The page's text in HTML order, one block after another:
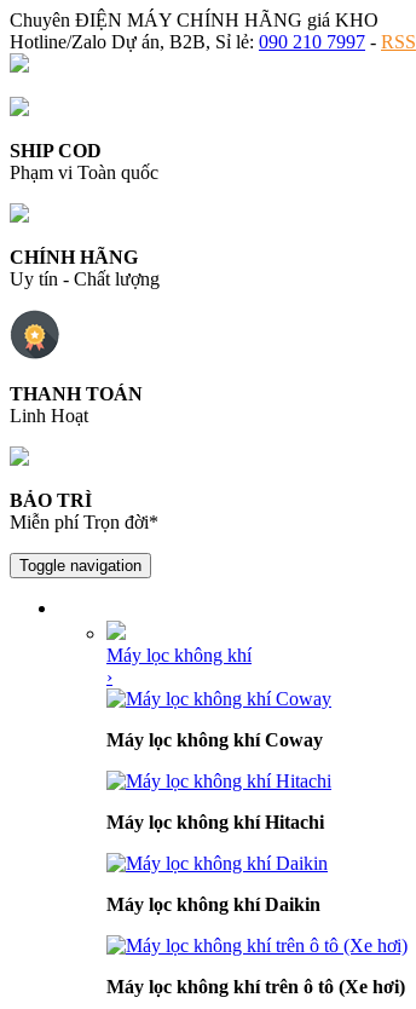
Chuyên ĐIỆN MÁY CHÍNH HÃNG giá KHO
Hotline/Zalo Dự án, B2B, Sỉ lẻ: 090 210 7997 - RSS
SHIP COD
Phạm vi Toàn quốc
CHÍNH HÃNG
Uy tín - Chất lượng
THANH TOÁN
Linh Hoạt
BẢO TRÌ
Miễn phí Trọn đời*
Toggle navigation
Máy lọc không khí
›
Máy lọc không khí Coway
Máy lọc không khí Hitachi
Máy lọc không khí Daikin
Máy lọc không khí trên ô tô (Xe hơi)